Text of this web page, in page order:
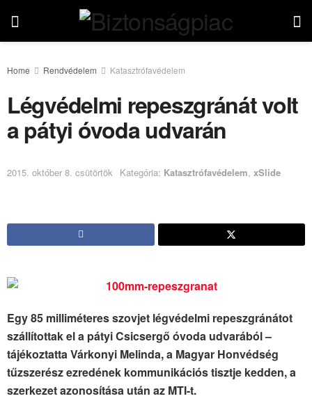
Home Rendvédelem Katasztrófavédelem
Légvédelmi repeszgránát volt
a pátyi óvoda udvarán
2015. október 8. csütörtök Kategória: Katasztrófavédelem, xSlide
Egy 85 milliméteres szovjet légvédelmi repeszgránátot
szállítottak el a pátyi Csicsergő óvoda udvarából –
tájékoztatta Várkonyi Melinda, a Magyar Honvédség
tűzszerész ezredének kommunikációs tisztje kedden, a
szerkezet azonosítása után az MTI-t.